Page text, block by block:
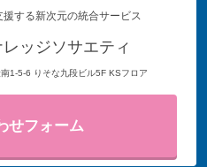
する新次元の統合サービス
レッジソサエティ
1-5-6 りそな九段ビル5F KSフロア
せフォーム